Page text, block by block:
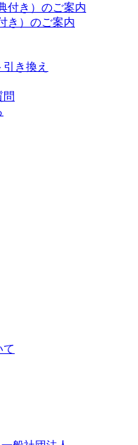
付き）のご案内
き）のご案内
き換え
問
て